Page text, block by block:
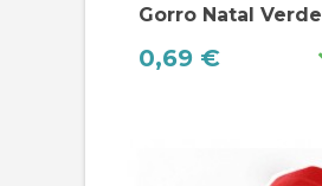
Gorro Natal Verde
0,69 €